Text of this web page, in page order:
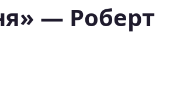
— Роберт